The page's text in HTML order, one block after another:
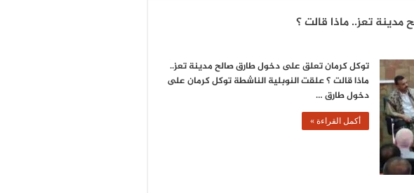
تعز.. ماذا قالت ؟
توكل كرمان تعلق على دخول طارق صالح مدينة تعز..
ماذا قالت ؟ علقت النوبلية الناشطة توكل كرمان على
دخول طارق …
أكمل القراءة »